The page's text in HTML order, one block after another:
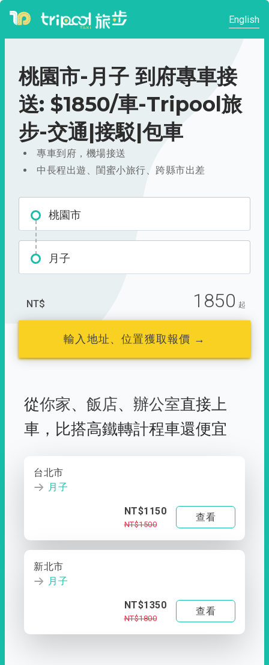
English
桃園市-月子 到府專車接
送: $1850/車-Tripool旅
步-交通|接駁|包車
專車到府，機場接送
中長程出遊、閨蜜小旅行、跨縣市出差
桃園市
月子
NT$ 1850 起
輸入地址、位置獲取報價 →
從你家、 飯店、 辦公室直接上
車， 比搭高鐵轉計程車還便宜
台北市
月子
NT$1150
NT$1500
查看
新北市
月子
NT$1350
NT$1800
查看